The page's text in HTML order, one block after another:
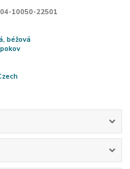
10050-22501
béžová